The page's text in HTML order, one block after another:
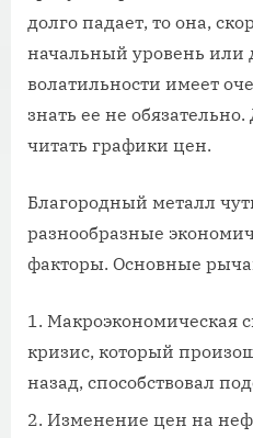
долго падает, то она,
начальный уровень или
волатильности имеет
знать ее не
читать графики цен.
Благородный металл
разнообразные
факторы. Основные
Макроэкономическая
кризис, который
назад, способствовал
Изменение цен на